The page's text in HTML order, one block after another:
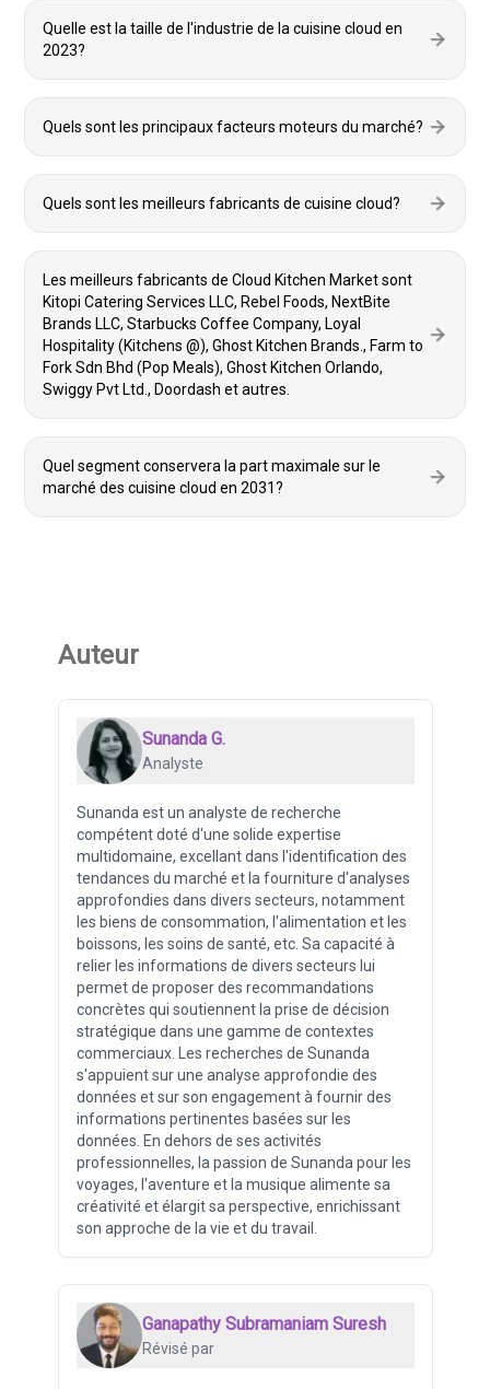
Quelle est la taille de l'industrie de la cuisine cloud en
2023?
Quels sont les principaux facteurs moteurs du marché?
Quels sont les meilleurs fabricants de cuisine cloud?
Les meilleurs fabricants de Cloud Kitchen Market sont
Kitopi Catering Services LLC, Rebel Foods, NextBite
Brands LLC, Starbucks Coffee Company, Loyal
Hospitality (Kitchens @), Ghost Kitchen Brands., Farm to
Fork Sdn Bhd (Pop Meals), Ghost Kitchen Orlando,
Swiggy Pvt Ltd., Doordash et autres.
Quel segment conservera la part maximale sur le
marché des cuisine cloud en 2031?
Auteur
Sunanda G.
Analyste
Sunanda est un analyste de recherche
compétent doté d'une solide expertise
multidomaine, excellant dans l'identification des
tendances du marché et la fourniture d'analyses
approfondies dans divers secteurs, notamment
les biens de consommation, l'alimentation et les
boissons, les soins de santé, etc. Sa capacité à
relier les informations de divers secteurs lui
permet de proposer des recommandations
concrètes qui soutiennent la prise de décision
stratégique dans une gamme de contextes
commerciaux. Les recherches de Sunanda
s'appuient sur une analyse approfondie des
données et sur son engagement à fournir des
informations pertinentes basées sur les
données. En dehors de ses activités
professionnelles, la passion de Sunanda pour les
voyages, l'aventure et la musique alimente sa
créativité et élargit sa perspective, enrichissant
son approche de la vie et du travail.
Ganapathy Subramaniam Suresh
Révisé par